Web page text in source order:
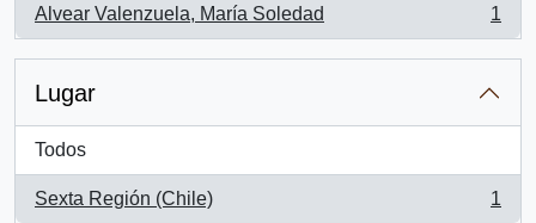
Alvear Valenzuela, María Soledad
, 1 resultados
1
Lugar
Todos
Sexta Región (Chile)
, 1 resultados
1